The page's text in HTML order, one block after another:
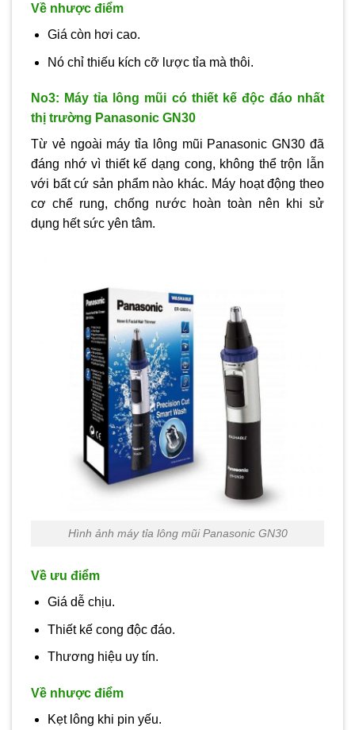
Về nhược điểm
Giá còn hơi cao.
Nó chỉ thiếu kích cỡ lược tỉa mà thôi.
No3: Máy tỉa lông mũi có thiết kế độc đáo nhất
thị trường Panasonic GN30
Từ vẻ ngoài máy tỉa lông mũi Panasonic GN30 đã
đáng nhớ vì thiết kế dạng cong, không thể trộn lẫn
với bất cứ sản phẩm nào khác. Máy hoạt động theo
cơ chế rung, chống nước hoàn toàn nên khi sử
dụng hết sức yên tâm.
Hình ảnh máy tỉa lông mũi Panasonic GN30
Về ưu điểm
Giá dễ chịu.
Thiết kế cong độc đáo.
Thương hiệu uy tín.
Về nhược điểm
Kẹt lông khi pin yếu.